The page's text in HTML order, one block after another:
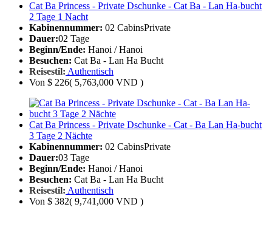
Cat Ba Princess - Private Dschunke - Cat Ba - Lan Ha-bucht
2 Tage 1 Nacht
Kabinennummer: 02 CabinsPrivate
Dauer:02 Tage
Beginn/Ende: Hanoi / Hanoi
Besuchen: Cat Ba - Lan Ha Bucht
Reisestil: Authentisch
Von $ 226( 5,763,000 VND )
Cat Ba Princess - Private Dschunke - Cat - Ba Lan Ha-bucht
3 Tage 2 Nächte
Kabinennummer: 02 CabinsPrivate
Dauer:03 Tage
Beginn/Ende: Hanoi / Hanoi
Besuchen: Cat Ba - Lan Ha Bucht
Reisestil: Authentisch
Von $ 382( 9,741,000 VND )